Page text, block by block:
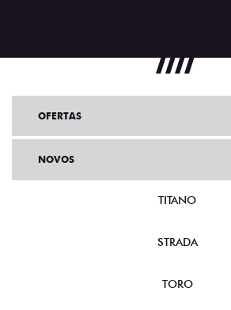
OFERTAS
NOVOS
TITANO
STRADA
TORO